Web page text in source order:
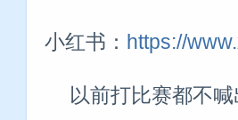
小红书： https://
以前打比赛都不